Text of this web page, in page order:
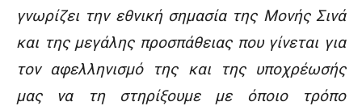
γνωρίζει την εθνική σημασία της Μονής Σινά
και της μεγάλης προσπάθειας που γίνεται για
τον αφελληνισμό της και της υποχρέωσής
μας να τη στηρίξουμε με όποιο τρόπο